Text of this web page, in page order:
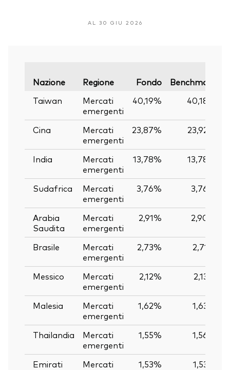
AL 30 GIU 2026
Nazione Regione Fondo Benchmark
Taiwan
Mercati
emergenti
40,19% 40,18%
Cina
Mercati
emergenti
23,87% 23,92%
India
Mercati
emergenti
13,78% 13,78%
Sudafrica
Mercati
emergenti
3,76% 3,76%
Arabia
Saudita
Mercati
emergenti
2,91% 2,90%
Brasile
Mercati
emergenti
2,73% 2,71%
Messico
Mercati
emergenti
2,12% 2,13%
Malesia
Mercati
emergenti
1,62% 1,63%
Thailandia
Mercati
emergenti
1,55% 1,56%
Emirati
Mercati
1,53% 1,53%